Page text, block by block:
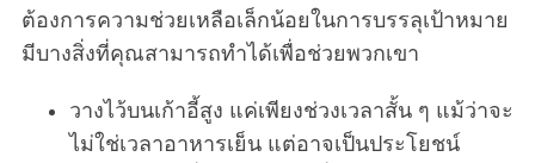
ต้องการความช่วยเหลือเล็กน้อยในการบรรลุเป้าหมาย
มีบางสิ่งที่คุณสามารถทำได้เพื่อช่วยพวกเขา
วางไว้บนเก้าอี้สูง แค่เพียงช่วงเวลาสั้น ๆ แม้ว่าจะ
ไม่ใช่เวลาอาหารเย็น แต่อาจเป็นประโยชน์